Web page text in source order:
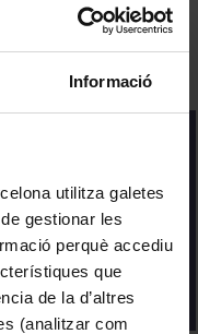
Informació
utilitza galetes
gestionar les
perquè accediu
que
de la d’altres
(analitzar com